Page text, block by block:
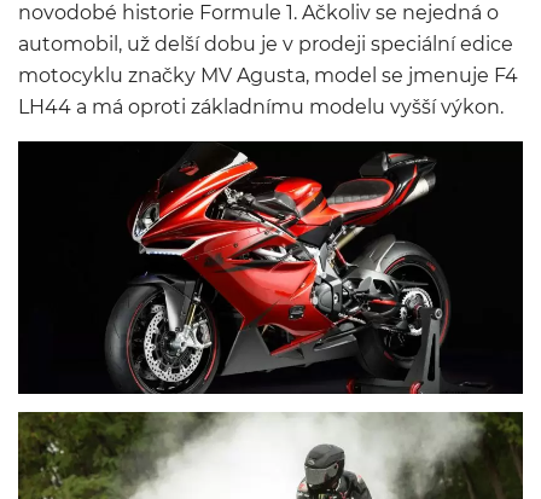
novodobé historie Formule 1. Ačkoliv se nejedná o
automobil, už delší dobu je v prodeji speciální edice
motocyklu značky MV Agusta, model se jmenuje F4
LH44 a má oproti základnímu modelu vyšší výkon.